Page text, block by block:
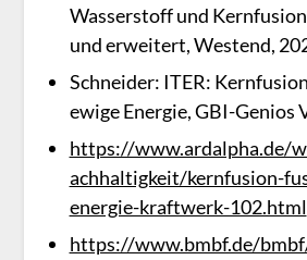
Wasserstoff und
und erweitert, Westend,
Schneider: ITER:
ewige Energie, GBI-Genios
https://www.ardalpha.de/
achhaltigkeit/kernfusion-
energie-kraftwerk-102.html
https://www.bmbf.de/